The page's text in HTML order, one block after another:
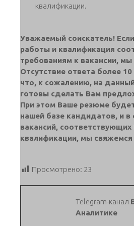
квалификации.
Уважаемый соискатель!
работы и квалификация
требованиям к вакансии,
Отсутствие ответа более
что, к сожалению, на
готовы сделать Вам
При этом Ваше резюме
нашей базе кандидатов, и в
вакансий,
квалификации, мы свяжемся
Просмотрено: 23
Telegram-канал
Аналитике